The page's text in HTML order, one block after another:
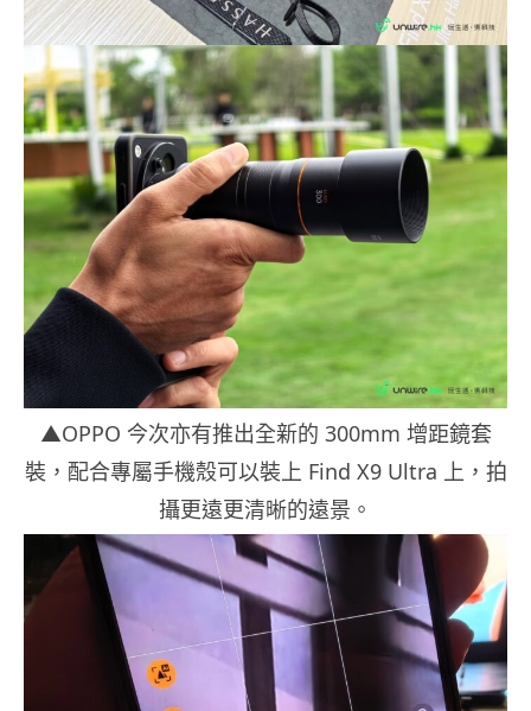
▲OPPO 今次亦有推出全新的 300mm 增距鏡套
裝，配合專屬手機殼可以裝上 Find X9 Ultra 上，拍
攝更遠更清晰的遠景。